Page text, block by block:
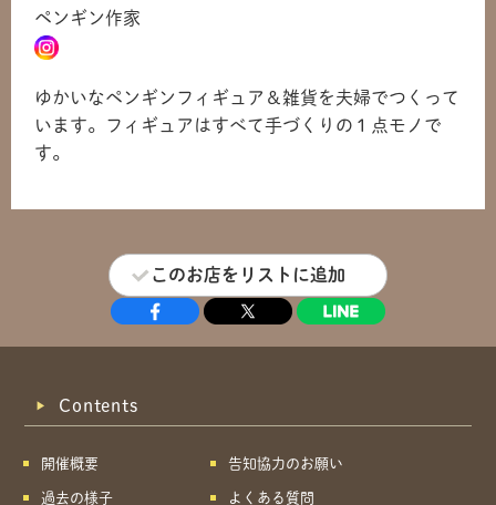
ペンギン作家
ゆかいなペンギンフィギュア＆雑貨を夫婦でつくって
います。フィギュアはすべて手づくりの１点モノで
す。
このお店をリストに追加
Contents
開催概要
過去の様子
告知協力のお願い
よくある質問